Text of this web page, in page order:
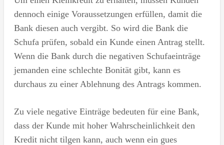
dennoch einige Voraussetzungen erfüllen, damit die
Bank diesen auch vergibt. So wird die Bank die
Schufa prüfen, sobald ein Kunde einen Antrag stellt.
Wenn die Bank durch die negativen Schufaeinträge
jemanden eine schlechte Bonität gibt, kann es
durchaus zu einer Ablehnung des Antrags kommen.
Zu viele negative Einträge bedeuten für eine Bank,
dass der Kunde mit hoher Wahrscheinlichkeit den
Kredit nicht tilgen kann, auch wenn ein gues